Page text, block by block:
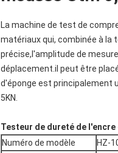
La machine de test de
matériaux qui, combinée à la
précise,l'amplitude de
déplacement.il peut être
d'éponge est principalement
5KN.
Testeur de dureté de
Numéro de modèle
HZ-